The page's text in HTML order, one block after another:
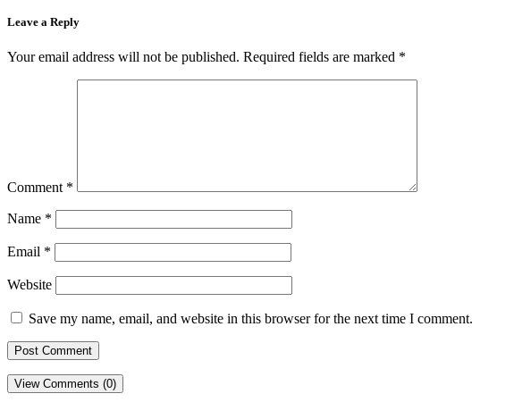
Leave a Reply
Your email address will not be published. Required fields are marked *
Comment *
Name *
Email *
Website
Save my name, email, and website in this browser for the next time I comment.
View Comments (0)